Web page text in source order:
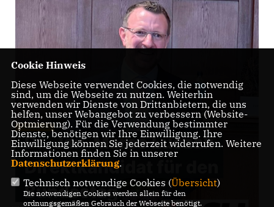
Cookie Hinweis
Diese Webseite verwendet Cookies, die notwendig
sind, um die Webseite zu nutzen. Weiterhin
verwenden wir Dienste von Drittanbietern, die uns
helfen, unser Webangebot zu verbessern (Website-
Optmierung). Für die Verwendung bestimmter
Dienste, benötigen wir Ihre Einwilligung. Ihre
Einwilligung können Sie jederzeit widerrufen. Weitere
Informationen finden Sie in unserer
Datenschutzerklärung.
Technisch notwendige Cookies (Übersicht)
Die notwendigen Cookies werden allein für den
ordnungsgemäßen Gebrauch der Webseite benötigt.